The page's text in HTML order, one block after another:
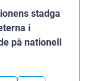
stadga
i
på nationell